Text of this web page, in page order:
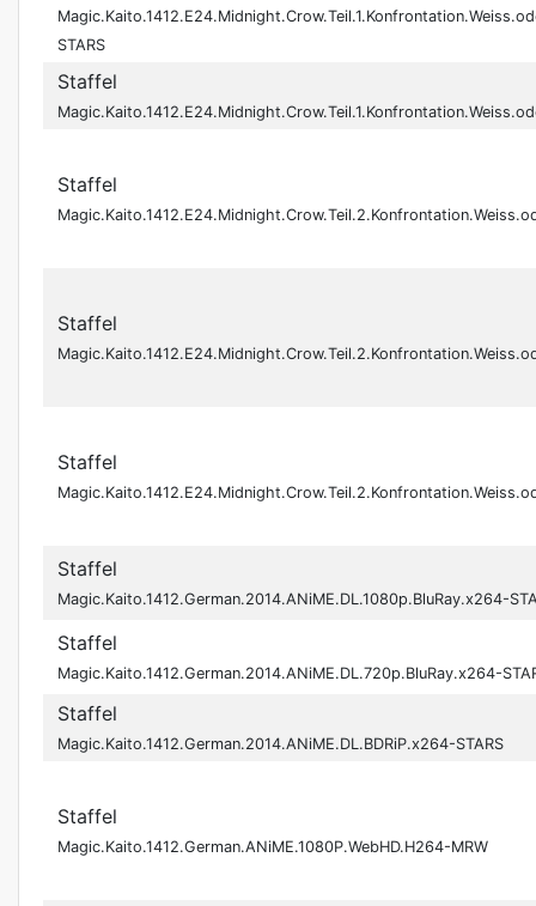
STARS
Staffel
Staffel
Staffel
Staffel
Staffel
Magic.Kaito.1412.German.2014.ANiME.DL.1080p.BluRay.x264-
Staffel
Magic.Kaito.1412.German.2014.ANiME.DL.720p.BluRay.x264-
Staffel
Magic.Kaito.1412.German.2014.ANiME.DL.BDRiP.x264-STARS
Staffel
Magic.Kaito.1412.German.ANiME.1080P.WebHD.H264-MRW